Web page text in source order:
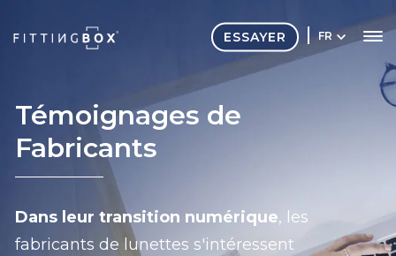
FR
ESSAYER
Témoignages de
Fabricants
Dans leur transition numérique, les
fabricants de lunettes s'intéressent